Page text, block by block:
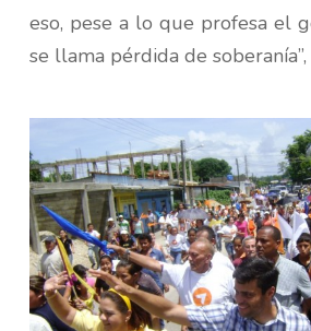
eso, pese a lo que profesa el
se llama pérdida de